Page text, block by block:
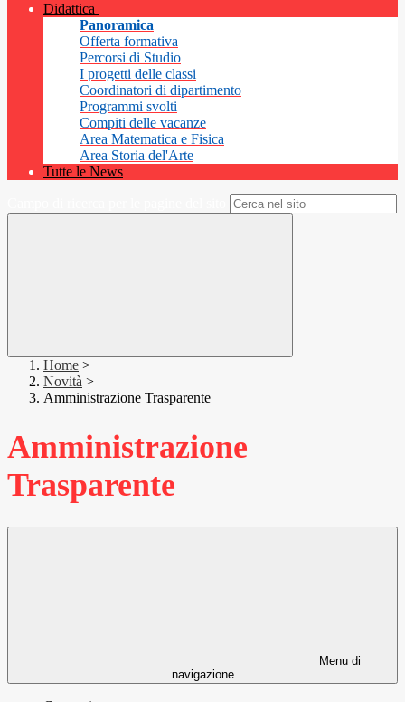
Didattica
Panoramica
Offerta formativa
Percorsi di Studio
I progetti delle classi
Coordinatori di dipartimento
Programmi svolti
Compiti delle vacanze
Area Matematica e Fisica
Area Storia del'Arte
Tutte le News
Home >
Novità >
Amministrazione Trasparente
Amministrazione
Trasparente
Menu di
navigazione